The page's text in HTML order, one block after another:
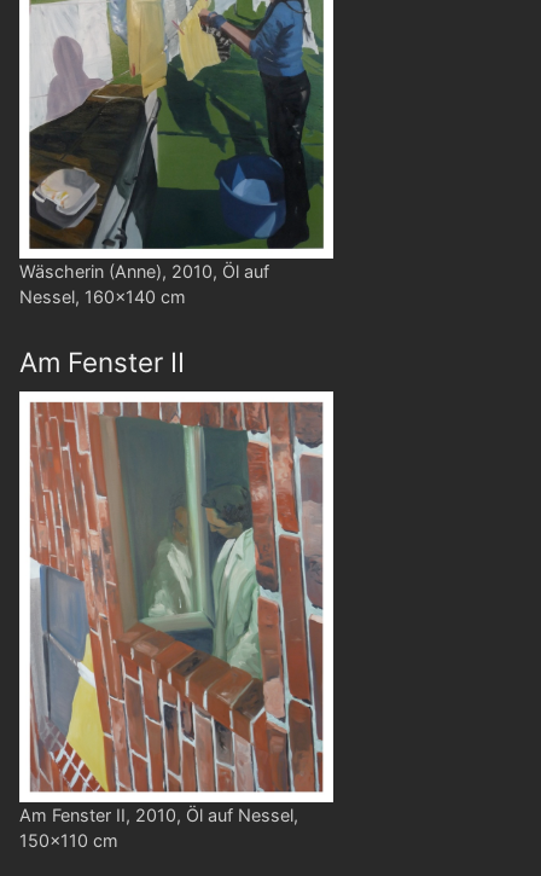
Wäscherin (Anne), 2010, Öl auf
Nessel, 160x140 cm
Am Fenster II
Am Fenster II, 2010, Öl auf Nessel,
150x110 cm